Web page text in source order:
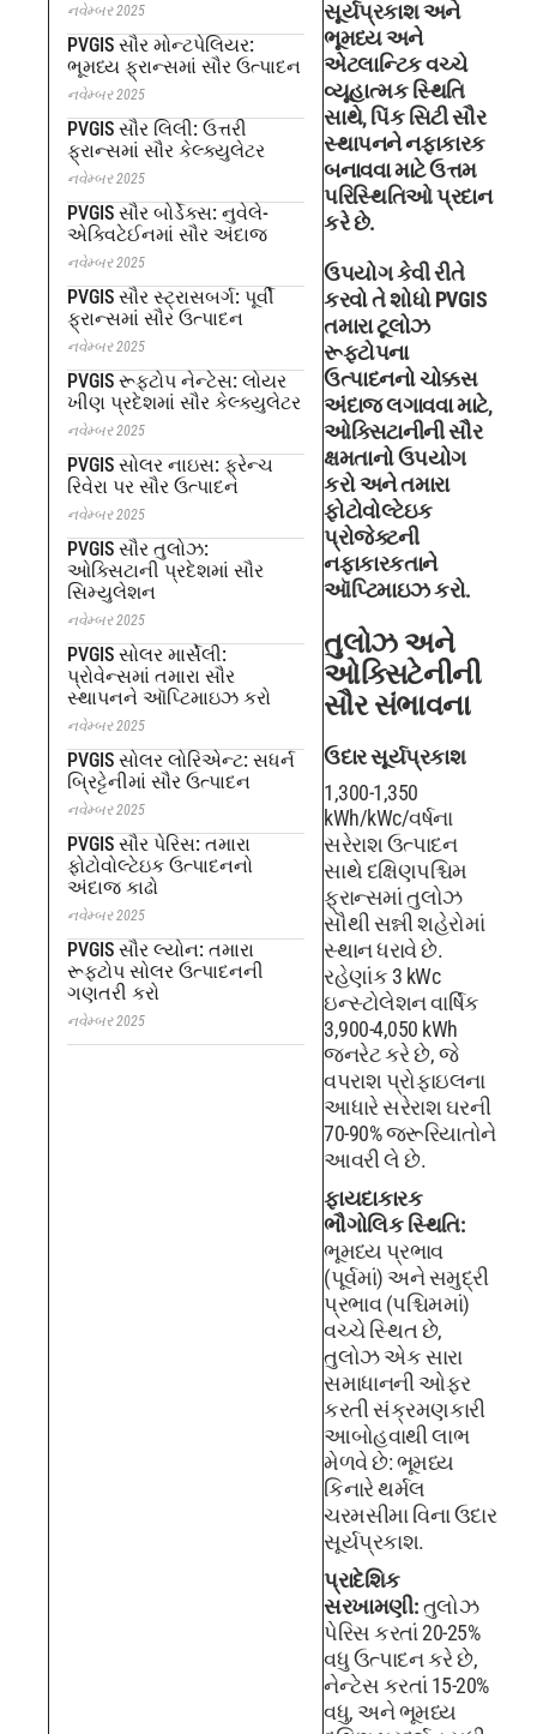
નવેમ્બર 2025
PVGIS સૌર મોન્ટપેલિયર:
ભૂમધ્ય ફ્રાન્સમાં સૌર ઉત્પાદન
નવેમ્બર 2025
PVGIS સૌર લિલી: ઉત્તરી
ફ્રાન્સમાં સૌર કેલ્ક્યુલેટર
નવેમ્બર 2025
PVGIS સૌર બોર્ડેક્સ: નુવેલે-
એક્વિટેઈનમાં સૌર અંદાજ
નવેમ્બર 2025
PVGIS સૌર સ્ટ્રાસબર્ગ: પૂર્વી
ફ્રાન્સમાં સૌર ઉત્પાદન
નવેમ્બર 2025
PVGIS રૂફટોપ નેન્ટેસ: લોયર
ખીણ પ્રદેશમાં સૌર કેલ્ક્યુલેટર
નવેમ્બર 2025
PVGIS સોલર નાઇસ: ફ્રેન્ચ
રિવેરા પર સૌર ઉત્પાદન
નવેમ્બર 2025
PVGIS સૌર તુલોઝ:
ઓક્સિટાની પ્રદેશમાં સૌર
સિમ્યુલેશન
નવેમ્બર 2025
PVGIS સોલર માર્સેલી:
પ્રોવેન્સમાં તમારા સૌર
સ્થાપનને ઑપ્ટિમાઇઝ કરો
નવેમ્બર 2025
PVGIS સોલર લોરિએન્ટ: સધર્ન
બ્રિટ્ટેનીમાં સૌર ઉત્પાદન
નવેમ્બર 2025
PVGIS સૌર પેરિસ: તમારા
ફોટોવોલ્ટેઇક ઉત્પાદનનો
અંદાજ કાઢો
નવેમ્બર 2025
PVGIS સૌર લ્યોન: તમારા
રૂફટોપ સોલર ઉત્પાદનની
ગણતરી કરો
નવેમ્બર 2025
સૂર્યપ્રકાશ અને
ભૂમધ્ય અને
એટલાન્ટિક વચ્ચે
વ્યૂહાત્મક સ્થિતિ
સાથે, પિંક સિટી સૌર
સ્થાપનને નફાકારક
બનાવવા માટે ઉત્તમ
પરિસ્થિતિઓ પ્રદાન
કરે છે.
ઉપયોગ કેવી રીતે
કરવો તે શોધો PVGIS
તમારા ટૂલોઝ
રૂફટોપના
ઉત્પાદનનો ચોક્કસ
અંદાજ લગાવવા માટે,
ઓક્સિટાનીની સૌર
ક્ષમતાનો ઉપયોગ
કરો અને તમારા
ફોટોવોલ્ટેઇક
પ્રોજેક્ટની
નફાકારકતાને
ઑપ્ટિમાઇઝ કરો.
તુલોઝ અને
ઓક્સિટેનીની
સૌર સંભાવના
ઉદાર સૂર્યપ્રકાશ
1,300-1,350
kWh/kWc/વર્ષના
સરેરાશ ઉત્પાદન
સાથે દક્ષિણપશ્ચિમ
ફ્રાન્સમાં તુલોઝ
સૌથી સન્ની શહેરોમાં
સ્થાન ધરાવે છે.
રહેણાંક 3 kWc
ઇન્સ્ટોલેશન વાર્ષિક
3,900-4,050 kWh
જનરેટ કરે છે, જે
વપરાશ પ્રોફાઇલના
આધારે સરેરાશ ઘરની
70-90% જરૂરિયાતોને
આવરી લે છે.
ફાયદાકારક
ભૌગોલિક સ્થિતિ:
ભૂમધ્ય પ્રભાવ
(પૂર્વમાં) અને સમુદ્રી
પ્રભાવ (પશ્ચિમમાં)
વચ્ચે સ્થિત છે,
તુલોઝ એક સારા
સમાધાનની ઓફર
કરતી સંક્રમણકારી
આબોહવાથી લાભ
મેળવે છે: ભૂમધ્ય
કિનારે થર્મલ
ચરમસીમા વિના ઉદાર
સૂર્યપ્રકાશ.
પ્રાદેશિક
સરખામણી:તુલોઝ
પેરિસ કરતાં 20-25%
વધુ ઉત્પાદન કરે છે,
નેન્ટેસ કરતાં 15-20%
વધુ, અને ભૂમધ્ય